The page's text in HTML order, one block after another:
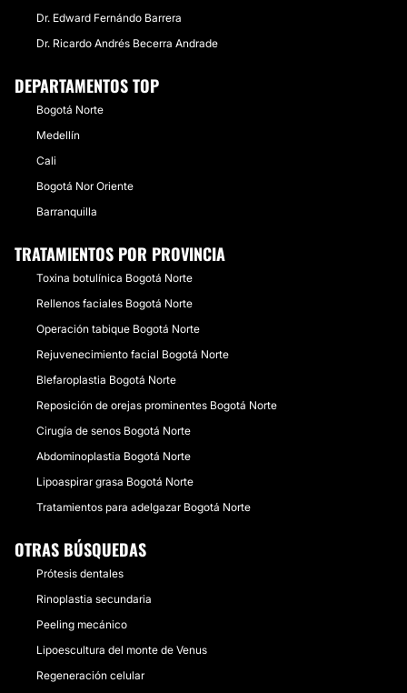
Dr. Edward Fernándo Barrera
Dr. Ricardo Andrés Becerra Andrade
DEPARTAMENTOS TOP
Bogotá Norte
Medellín
Cali
Bogotá Nor Oriente
Barranquilla
TRATAMIENTOS POR PROVINCIA
Toxina botulínica Bogotá Norte
Rellenos faciales Bogotá Norte
Operación tabique Bogotá Norte
Rejuvenecimiento facial Bogotá Norte
Blefaroplastia Bogotá Norte
Reposición de orejas prominentes Bogotá Norte
Cirugía de senos Bogotá Norte
Abdominoplastia Bogotá Norte
Lipoaspirar grasa Bogotá Norte
Tratamientos para adelgazar Bogotá Norte
OTRAS BÚSQUEDAS
Prótesis dentales
Rinoplastia secundaria
Peeling mecánico
Lipoescultura del monte de Venus
Regeneración celular